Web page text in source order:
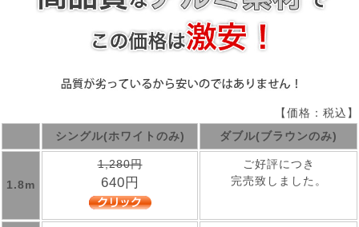
【価格：税込】
シングル(ホワイトのみ)
ダブル(ブラウンのみ)
1.8m
1,280円
640円
ご好評につき
完売致しました。